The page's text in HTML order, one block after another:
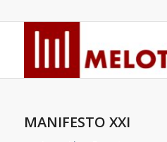
MANIFESTO XXI